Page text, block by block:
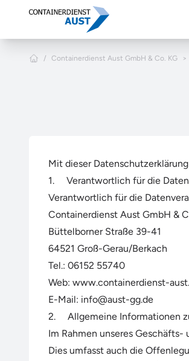
Zum Hauptinhalt springen
/ Containerdienst Aust GmbH & Co. KG >
Mit dieser
1. Verantwortlich für die
Verantwortlich für die
Containerdienst Aust GmbH &
Büttelborner Straße 39-41
64521 Groß-Gerau/Berkach
Tel.: 06152 55740
Web: www.containerdienst-
E-Mail: info@aust-gg.de
2. Allgemeine Informationen
Im Rahmen unseres
Dies umfasst auch die